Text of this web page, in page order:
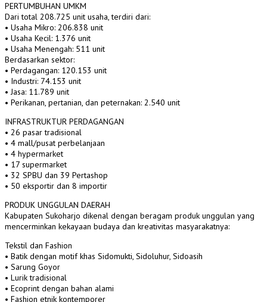
PERTUMBUHAN UMKM
Dari total 208.725 unit usaha, terdiri dari:
• Usaha Mikro: 206.838 unit
• Usaha Kecil: 1.376 unit
• Usaha Menengah: 511 unit
Berdasarkan sektor:
• Perdagangan: 120.153 unit
• Industri: 74.153 unit
• Jasa: 11.789 unit
• Perikanan, pertanian, dan peternakan: 2.540 unit
INFRASTRUKTUR PERDAGANGAN
• 26 pasar tradisional
• 4 mall/pusat perbelanjaan
• 4 hypermarket
• 17 supermarket
• 32 SPBU dan 39 Pertashop
• 50 eksportir dan 8 importir
PRODUK UNGGULAN DAERAH
Kabupaten Sukoharjo dikenal dengan beragam produk unggulan yang
mencerminkan kekayaan budaya dan kreativitas masyarakatnya:
Tekstil dan Fashion
• Batik dengan motif khas Sidomukti, Sidoluhur, Sidoasih
• Sarung Goyor
• Lurik tradisional
• Ecoprint dengan bahan alami
• Fashion etnik kontemporer